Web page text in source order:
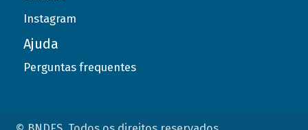
Instagram
Ajuda
Perguntas frequentes